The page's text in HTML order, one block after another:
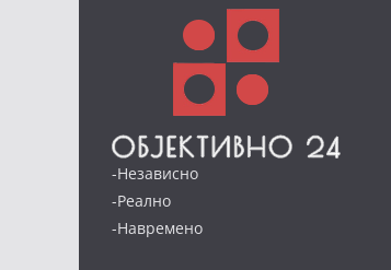
-Независно
-Реално
-Навремено